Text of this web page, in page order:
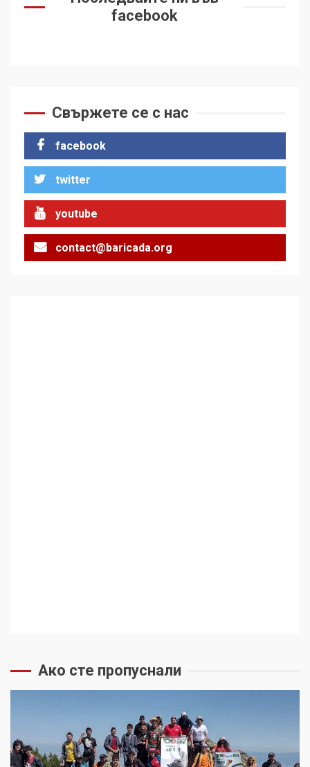
facebook
Свържете се с нас
facebook
twitter
youtube
contact@baricada.org
Ако сте пропуснали